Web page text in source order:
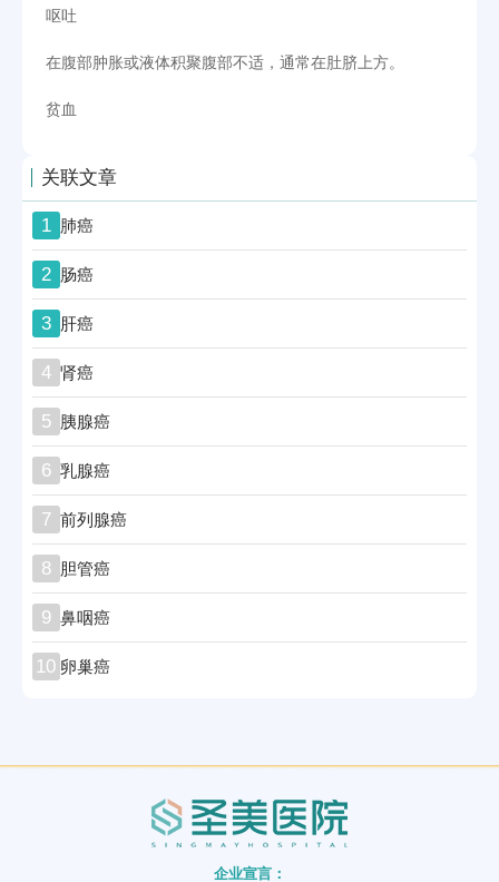
呕吐
在腹部肿胀或液体积聚腹部不适，通常在肚脐上方。
贫血
关联文章
1 肺癌
2 肠癌
3 肝癌
4 肾癌
5 胰腺癌
6 乳腺癌
7 前列腺癌
8 胆管癌
9 鼻咽癌
10 卵巢癌
企业宣言：